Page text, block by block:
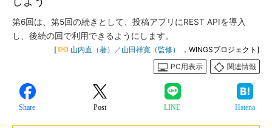
第6回は、第5回の続きとして、投稿アプリにREST APIを導入
し、後続の回で利用できるようにします。
[ 山内直（著）／山田祥寛（監修）
，WINGSプロジェクト]
PC用表示
関連情報
Share Post LINE Hatena